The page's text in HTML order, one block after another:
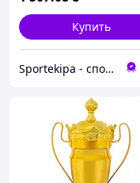
Купить
Sportekipa - спортивні товари